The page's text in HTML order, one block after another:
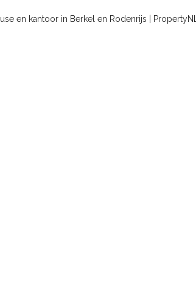
en kantoor in Berkel en Rodenrijs | PropertyNL